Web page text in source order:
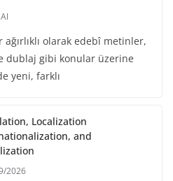
olarak edebî metinler,
dublaj gibi konular üzerine
yeni, farklı
Localization
and
2026